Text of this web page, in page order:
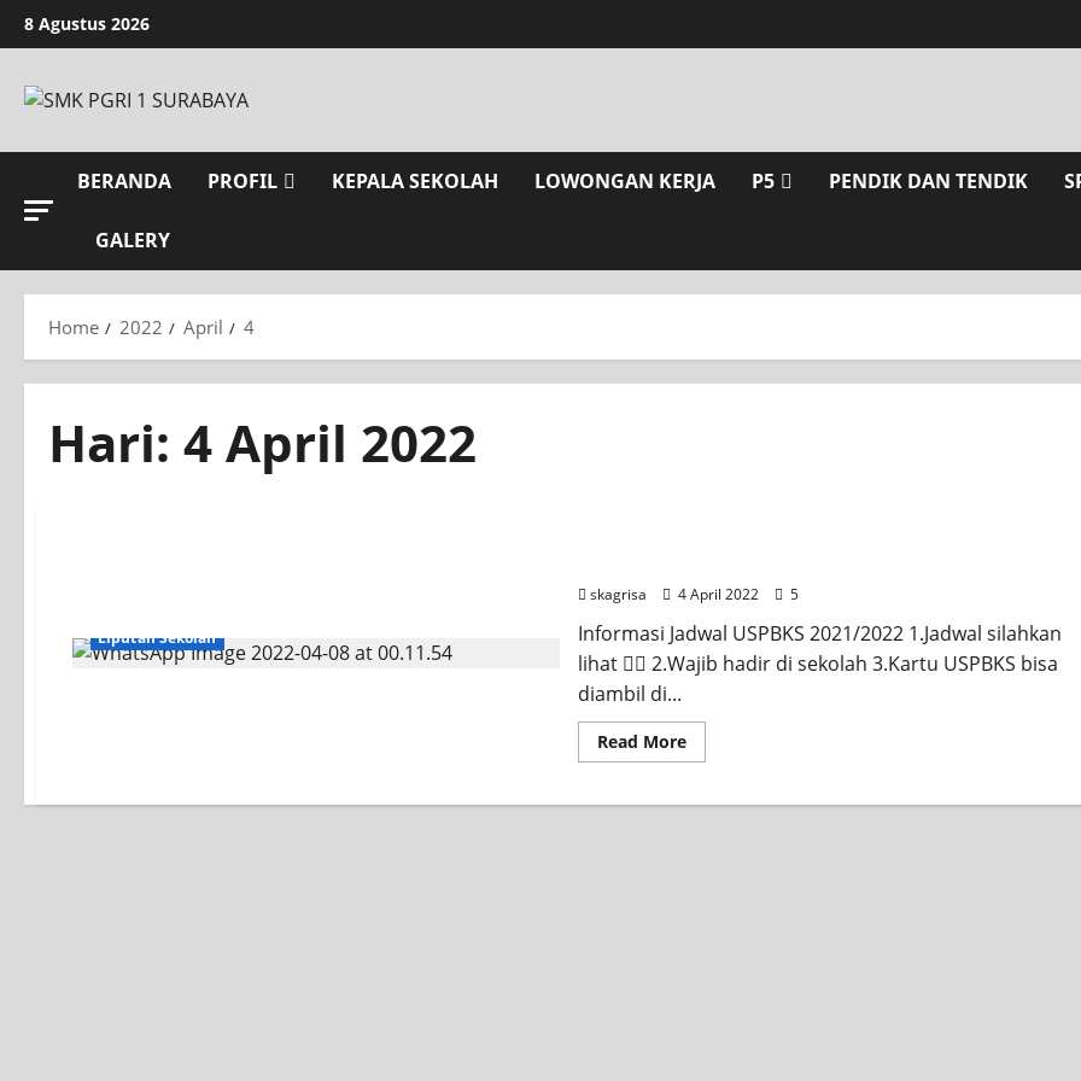
8 Agustus 2026
BERANDA PROFIL KEPALA SEKOLAH LOWONGAN KERJA P5 PENDIK DAN TENDIK
GALERY
Home 2022 April 4
Hari: 4 April 2022
Liputan Sekolah
skagrisa 4 April 2022 5
Informasi Jadwal USPBKS 2021/2022 1.Jadwal silahkan
lihat 👇🏻 2.Wajib hadir di sekolah 3.Kartu USPBKS bisa
diambil di...
Read More